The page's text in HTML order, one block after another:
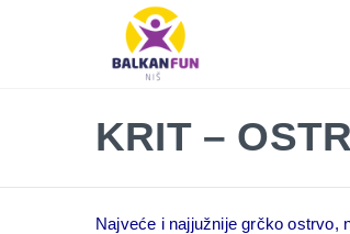
KRIT –
Najveće i najjužnije grčko ostrvo,